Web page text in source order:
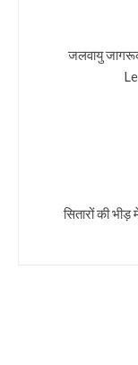
जलवायु
सितारों की